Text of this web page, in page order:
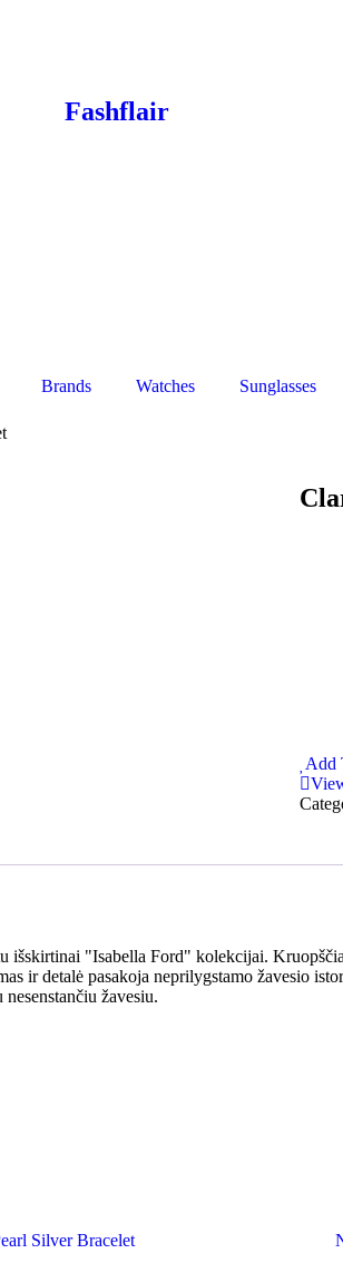
Fashflair
Brands Watches Sunglasses
Add
"Isabella Ford" kolekcijai.
ir detalė pasakoja neprilygstamo žavesio
žavesiu.
Silver Bracelet